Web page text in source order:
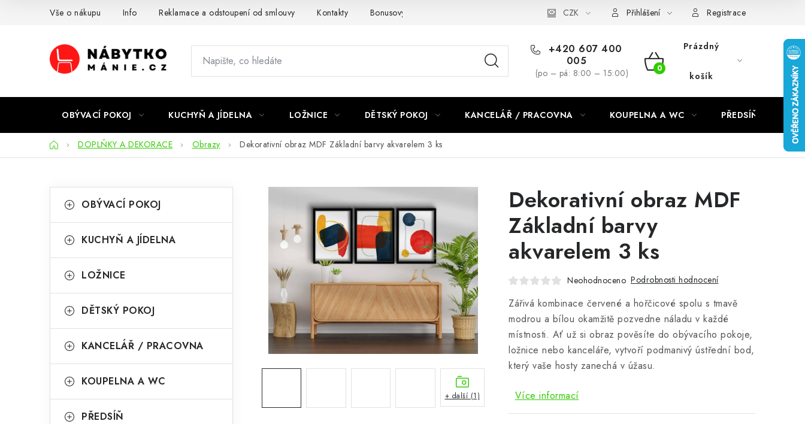
Vše o nákupu Info Reklamace a odstoupení od smlouvy Kontakty Bonusový program NBM+ CZK Přihlášení Registrace
+420 607 400
005
(po – pá: 8:00 – 15:00)
NÁKUPNÍ
Prázdný
košík
OBÝVACÍ POKOJ KUCHYŇ A JÍDELNA LOŽNICE DĚTSKÝ POKOJ KANCELÁŘ / PRACOVNA KOUPELNA A WC PŘEDSÍŇ
DomůDOPLŇKY A DEKORACE Obrazy Dekorativní obraz MDF Základní barvy akvarelem 3 ks
o
t
r
n
n
p
kategorie
a
e
o
i
OBÝVACÍ POKOJ
KUCHYŇ A JÍDELNA
LOŽNICE
DĚTSKÝ POKOJ
KANCELÁŘ / PRACOVNA
KOUPELNA A WC
PŘEDSÍŇ
Dekorativní obraz MDF
Základní barvy
akvarelem 3 ks
Neohodnoceno Podrobnosti hodnocení
Zářivá kombinace červené a hořčicové spolu s tmavě
modrou a bílou okamžitě pozvedne náladu v každé
místnosti. Ať už si obraz pověsíte do obývacího pokoje,
ložnice nebo kanceláře, vytvoří podmanivý ústřední bod,
který vaše hosty zanechá v úžasu.
Více informací
+ další (1)